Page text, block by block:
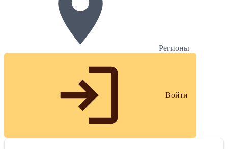
Регионы
Войти